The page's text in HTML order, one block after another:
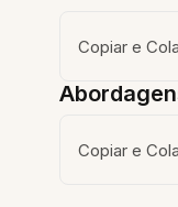
Copiar e
Copiar e